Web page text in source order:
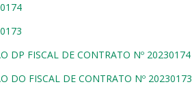
DP FISCAL DE CONTRATO Nº 20230174
DO FISCAL DE CONTRATO Nº 20230173